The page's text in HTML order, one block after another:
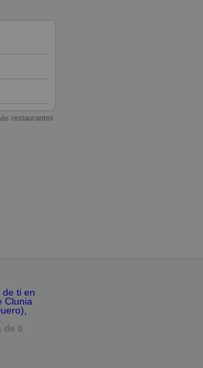
restaurantes
de ti